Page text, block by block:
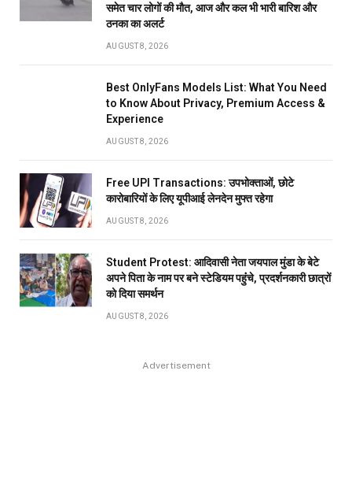
समेत चार लोगों की मौत, आज और कल भी भारी बारिश और
ठनका का अलर्ट
AUGUST 8, 2026
Best OnlyFans Models List: What You Need
to Know About Privacy, Premium Access &
Experience
AUGUST 8, 2026
Free UPI Transactions: उपभोक्ताओं, छोटे
कारोबारियों के लिए यूपीआई लेनदेन मुफ्त रहेगा
AUGUST 8, 2026
Student Protest: आदिवासी नेता जयपाल मुंडा के बेटे
अपने पिता के नाम पर बने स्टेडियम पहुंंचे, प्रदर्शनकारी छात्रों
को दिया समर्थन
AUGUST 8, 2026
Advertisement